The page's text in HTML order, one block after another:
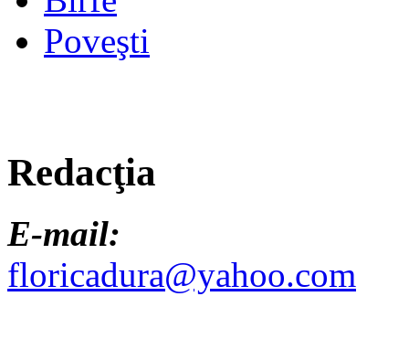
Poveşti
Redacţia
E-mail:
floricadura@yahoo.com